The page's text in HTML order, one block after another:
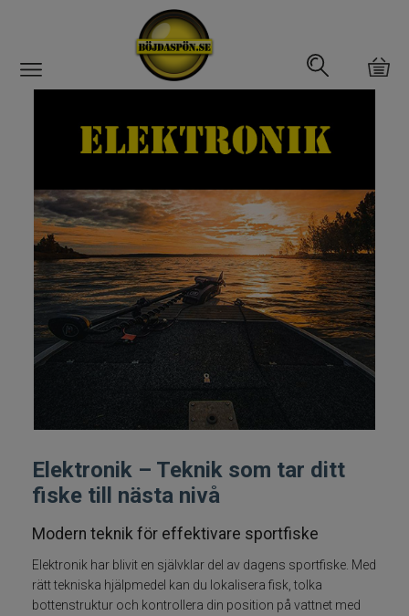
Interfiske
Spön
Fiskeset
Småplock
Tillbehör
Förvaring
Elektronik – Teknik som tar ditt
fiske till nästa nivå
Modern teknik för effektivare sportfiske
Elektronik har blivit en självklar del av dagens sportfiske. Med
rätt tekniska hjälpmedel kan du lokalisera fisk, tolka
bottenstruktur och kontrollera din position på vattnet med